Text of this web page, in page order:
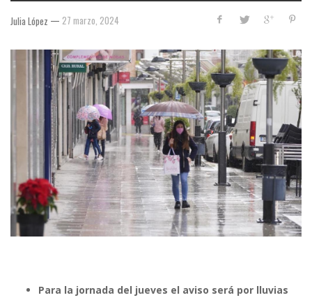
Julia López — 27 marzo, 2024
Para la jornada del jueves el aviso será por lluvias